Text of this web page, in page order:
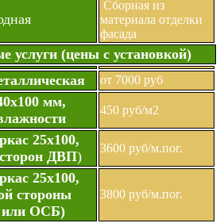
Сборная из
материала отделки
фасада
услуги (цены с установкой)
от 7000 руб
мм,
450 руб/м2
25х100,
ДВП)
3600 руб/м.пог.
25х100,
стороны
или ОСБ)
3800 руб/м.пог.